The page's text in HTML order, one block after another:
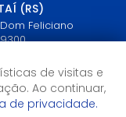
(RS)
Feliciano
de visitas e
Ao continuar,
de privacidade.